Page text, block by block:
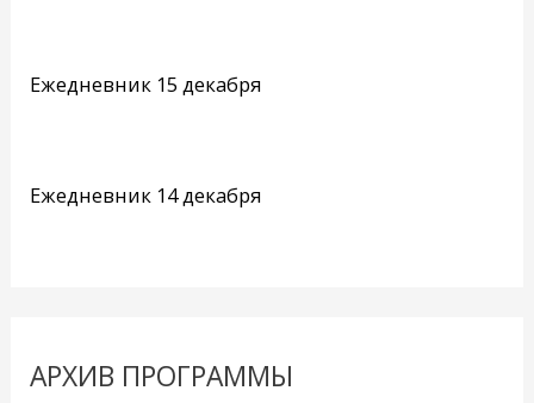
Ежедневник 15 декабря
Ежедневник 14 декабря
АРХИВ ПРОГРАММЫ